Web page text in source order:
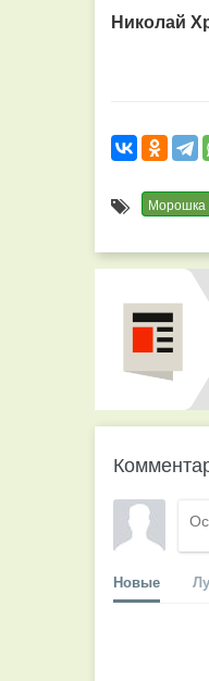
Николай
Морошка
Новые